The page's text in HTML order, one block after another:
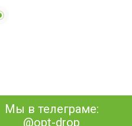
Мы в телеграме:
@opt-drop